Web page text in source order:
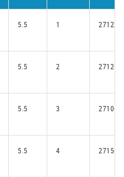
5.5 1 27122
5.5 2 27126
5.5 3 27106
5.5 4 27156